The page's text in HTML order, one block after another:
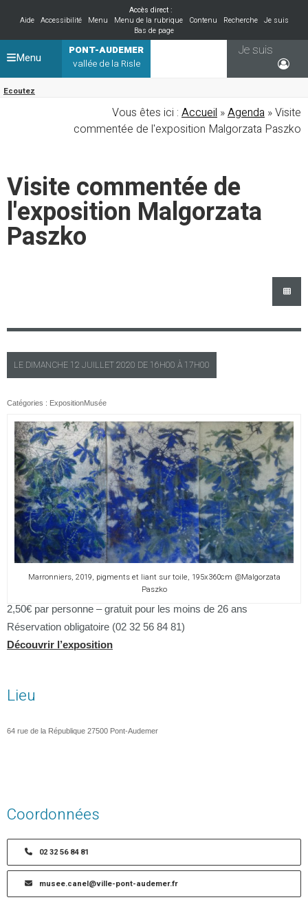
Accès direct :
Aide
Accessibilité Menu Menu de la rubrique Contenu Recherche
Je suis
Bas de page
PONT-AUDEMER
vallée de la Risle
Ecoutez
Je suis
Menu
Vous êtes ici : Accueil »Agenda » Visite
commentée de l'exposition Malgorzata Paszko
Visite commentée de
l'exposition Malgorzata
Paszko
LE DIMANCHE 12 JUILLET 2020 DE 16H00 À 17H00
Catégories : ExpositionMusée
Marronniers, 2019, pigments et liant sur toile, 195x360cm @Malgorzata
Paszko
2,50€ par personne – gratuit pour les moins de 26 ans
Réservation obligatoire (02 32 56 84 81)
Découvrir l’exposition
Lieu
64 rue de la République 27500 Pont-Audemer
Coordonnées
02 32 56 84 81
musee.canel@ville-pont-audemer.fr